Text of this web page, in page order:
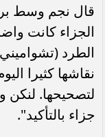
قال نجم وسط
الجزاء كانت
الطرد
نقاشها كثيرا
لتصحيحها.
جزاء بالتأكيد".